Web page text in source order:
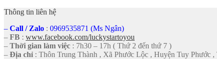
Thông tin liên hệ
– Call / Zalo : 0969535871 (Ms Ngân)
– FB : www.facebook.com/luckystartoyou
– Thời gian làm việc : 7h30 – 17h ( Thứ 2 đến thứ 7 )
– Địa chỉ : Thôn Trung Thành , Xã Phước Lộc , Huyện Tuy Phước